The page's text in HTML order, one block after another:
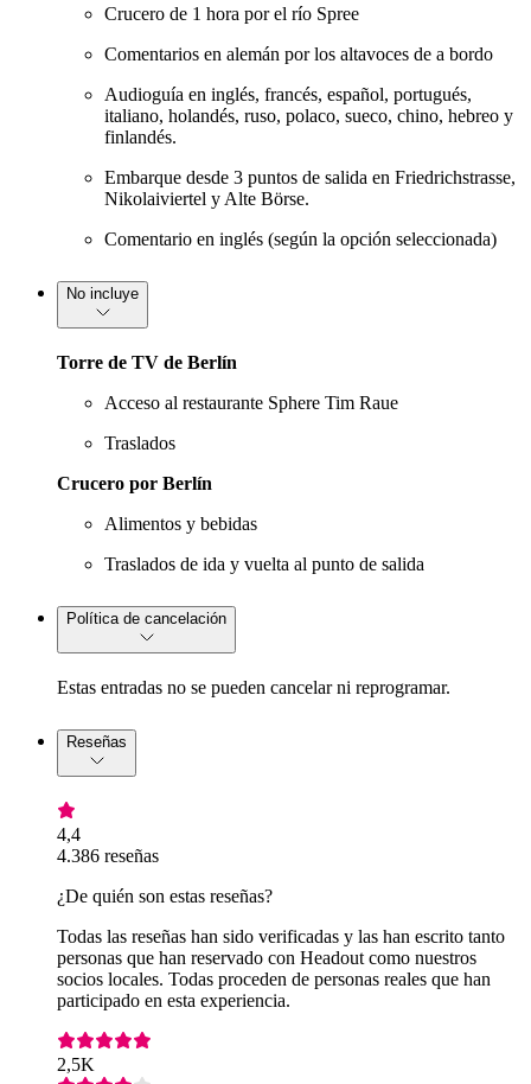
Crucero de 1 hora por el río Spree
Comentarios en alemán por los altavoces de a bordo
Audioguía en inglés, francés, español, portugués,
italiano, holandés, ruso, polaco, sueco, chino, hebreo y
finlandés.
Embarque desde 3 puntos de salida en Friedrichstrasse,
Nikolaiviertel y Alte Börse.
Comentario en inglés (según la opción seleccionada)
No incluye
Torre de TV de Berlín
Acceso al restaurante Sphere Tim Raue
Traslados
Crucero por Berlín
Alimentos y bebidas
Traslados de ida y vuelta al punto de salida
Política de cancelación
Estas entradas no se pueden cancelar ni reprogramar.
Reseñas
4,4
4.386 reseñas
¿De quién son estas reseñas?
Todas las reseñas han sido verificadas y las han escrito tanto
personas que han reservado con Headout como nuestros
socios locales. Todas proceden de personas reales que han
participado en esta experiencia.
2,5K